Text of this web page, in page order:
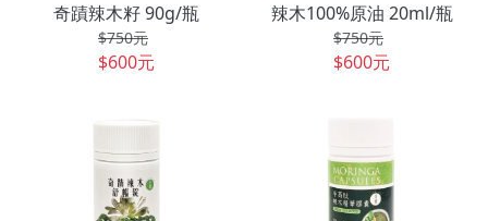
奇蹟辣木籽 90g/瓶
$750元
$600元
辣木100%原油 20ml/瓶
$750元
$600元